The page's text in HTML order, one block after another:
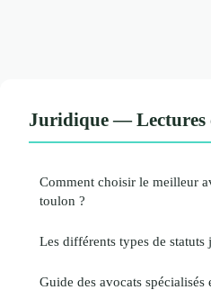
Juridique — Lectures
Comment choisir le meilleur
toulon ?
Les différents types de statuts
Guide des avocats